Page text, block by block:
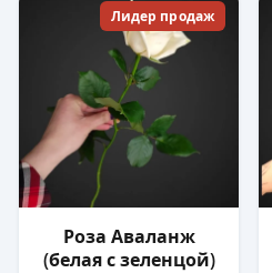
Лидер продаж
Роза Аваланж
(белая с зеленцой)